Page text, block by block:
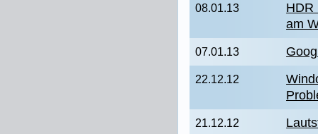
08.01.13
HDR
am
07.01.13
22.12.12
21.12.12